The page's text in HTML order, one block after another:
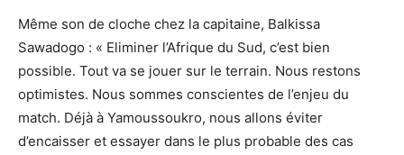
Même son de cloche chez la capitaine, Balkissa
Sawadogo : « Eliminer l’Afrique du Sud, c’est bien
possible. Tout va se jouer sur le terrain. Nous restons
optimistes. Nous sommes conscientes de l’enjeu du
match. Déjà à Yamoussoukro, nous allons éviter
d’encaisser et essayer dans le plus probable des cas